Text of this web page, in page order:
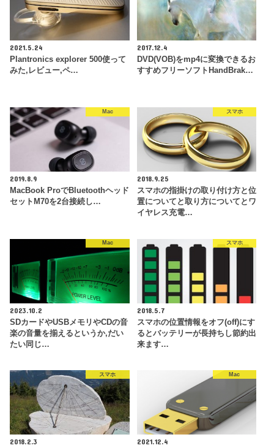
2021.5.24
Plantronics explorer 500使って
みた,レビュー,ペ…
2017.12.4
DVD(VOB)をmp4に変換できるお
すすめフリーソフトHandBrak…
Mac
2019.8.9
MacBook ProでBluetoothヘッド
セットM70を2台接続し…
スマホ
2018.9.25
スマホの指掛けの取り付け方と位
置についてと取り方についてとワ
イヤレス充電…
Mac
2023.10.2
SDカードやUSBメモリやCDの音
楽の音量を揃えるというか,だい
たい同じ…
スマホ
2018.5.7
スマホの位置情報をオフ(off)にす
るとバッテリーが長持ちし節約出
来ます…
スマホ
2018.2.3
Mac
2021.12.4